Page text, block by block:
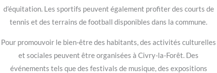
d’équitation. Les sportifs peuvent également profiter des courts de
tennis et des terrains de football disponibles dans la commune.
Pour promouvoir le bien-être des habitants, des activités culturelles
et sociales peuvent être organisées à Civry-la-Forêt. Des
événements tels que des festivals de musique, des expositions